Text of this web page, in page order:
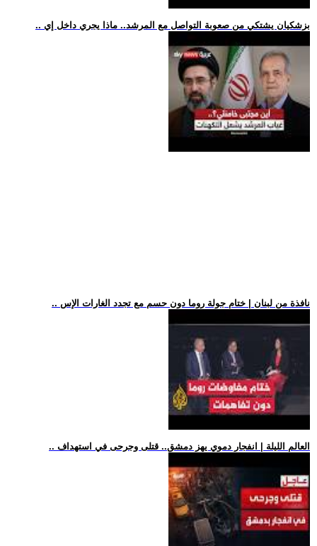
.. بزشكيان يشتكي من صعوبة التواصل مع المرشد.. ماذا يجري داخل إي
.. نافذة من لبنان | ختام جولة روما دون حسم مع تجدد الغارات الإس
.. العالم الليلة | انفجار دموي يهز دمشق.. قتلى وجرحى في استهداف